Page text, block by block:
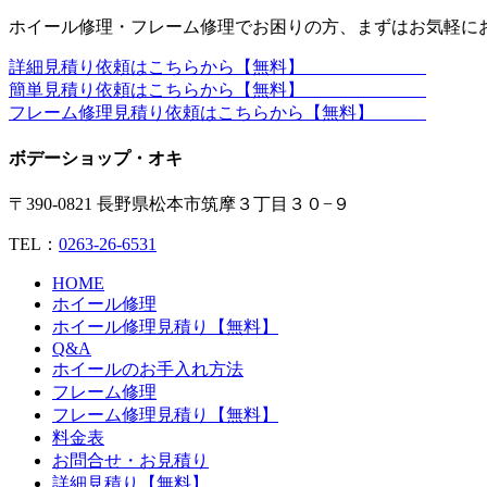
ホイール修理・フレーム修理でお困りの方、まずはお気軽に
詳細見積り依頼はこちらから【無料】
簡単見積り依頼はこちらから【無料】
フレーム修理見積り依頼はこちらから【無料】
ボデーショップ・オキ
〒390-0821 長野県松本市筑摩３丁目３０−９
TEL： 0263-26-6531
HOME
ホイール修理
ホイール修理見積り【無料】
Q&A
ホイールのお手入れ方法
フレーム修理
フレーム修理見積り【無料】
料金表
お問合せ・お見積り